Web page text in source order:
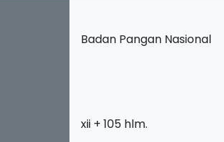
Badan Pangan Nasional
xii + 105 hlm.